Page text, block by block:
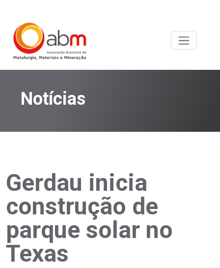
Notícias
Gerdau inicia
construção de
parque solar no
Texas